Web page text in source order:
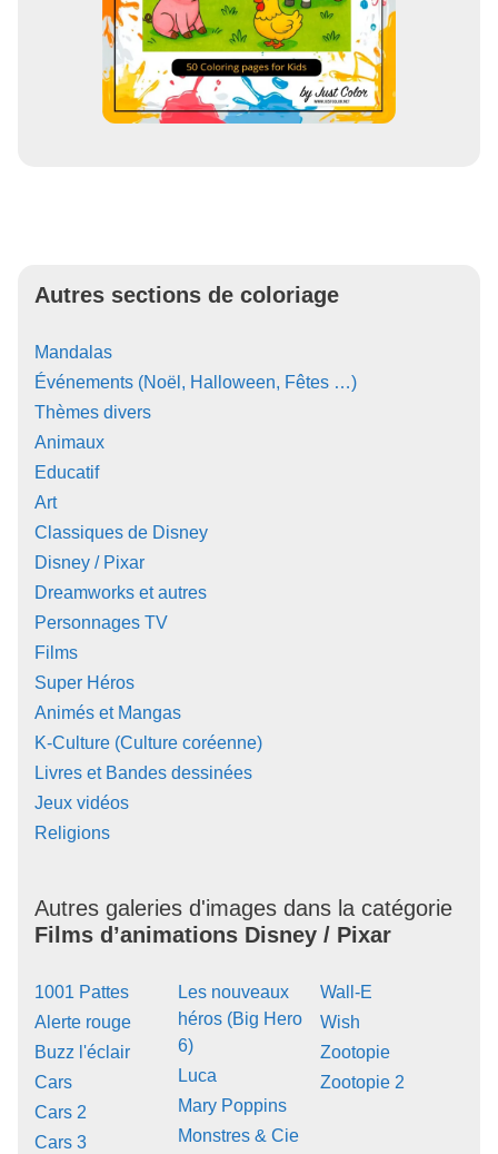
Autres sections de coloriage
Mandalas
Événements (Noël, Halloween, Fêtes …)
Thèmes divers
Animaux
Educatif
Art
Classiques de Disney
Disney / Pixar
Dreamworks et autres
Personnages TV
Films
Super Héros
Animés et Mangas
K-Culture (Culture coréenne)
Livres et Bandes dessinées
Jeux vidéos
Religions
Autres galeries d'images dans la catégorie
Films d’animations Disney / Pixar
1001 Pattes
Alerte rouge
Buzz l'éclair
Cars
Cars 2
Cars 3
Les nouveaux
héros (Big Hero
6)
Luca
Mary Poppins
Monstres & Cie
Wall-E
Wish
Zootopie
Zootopie 2